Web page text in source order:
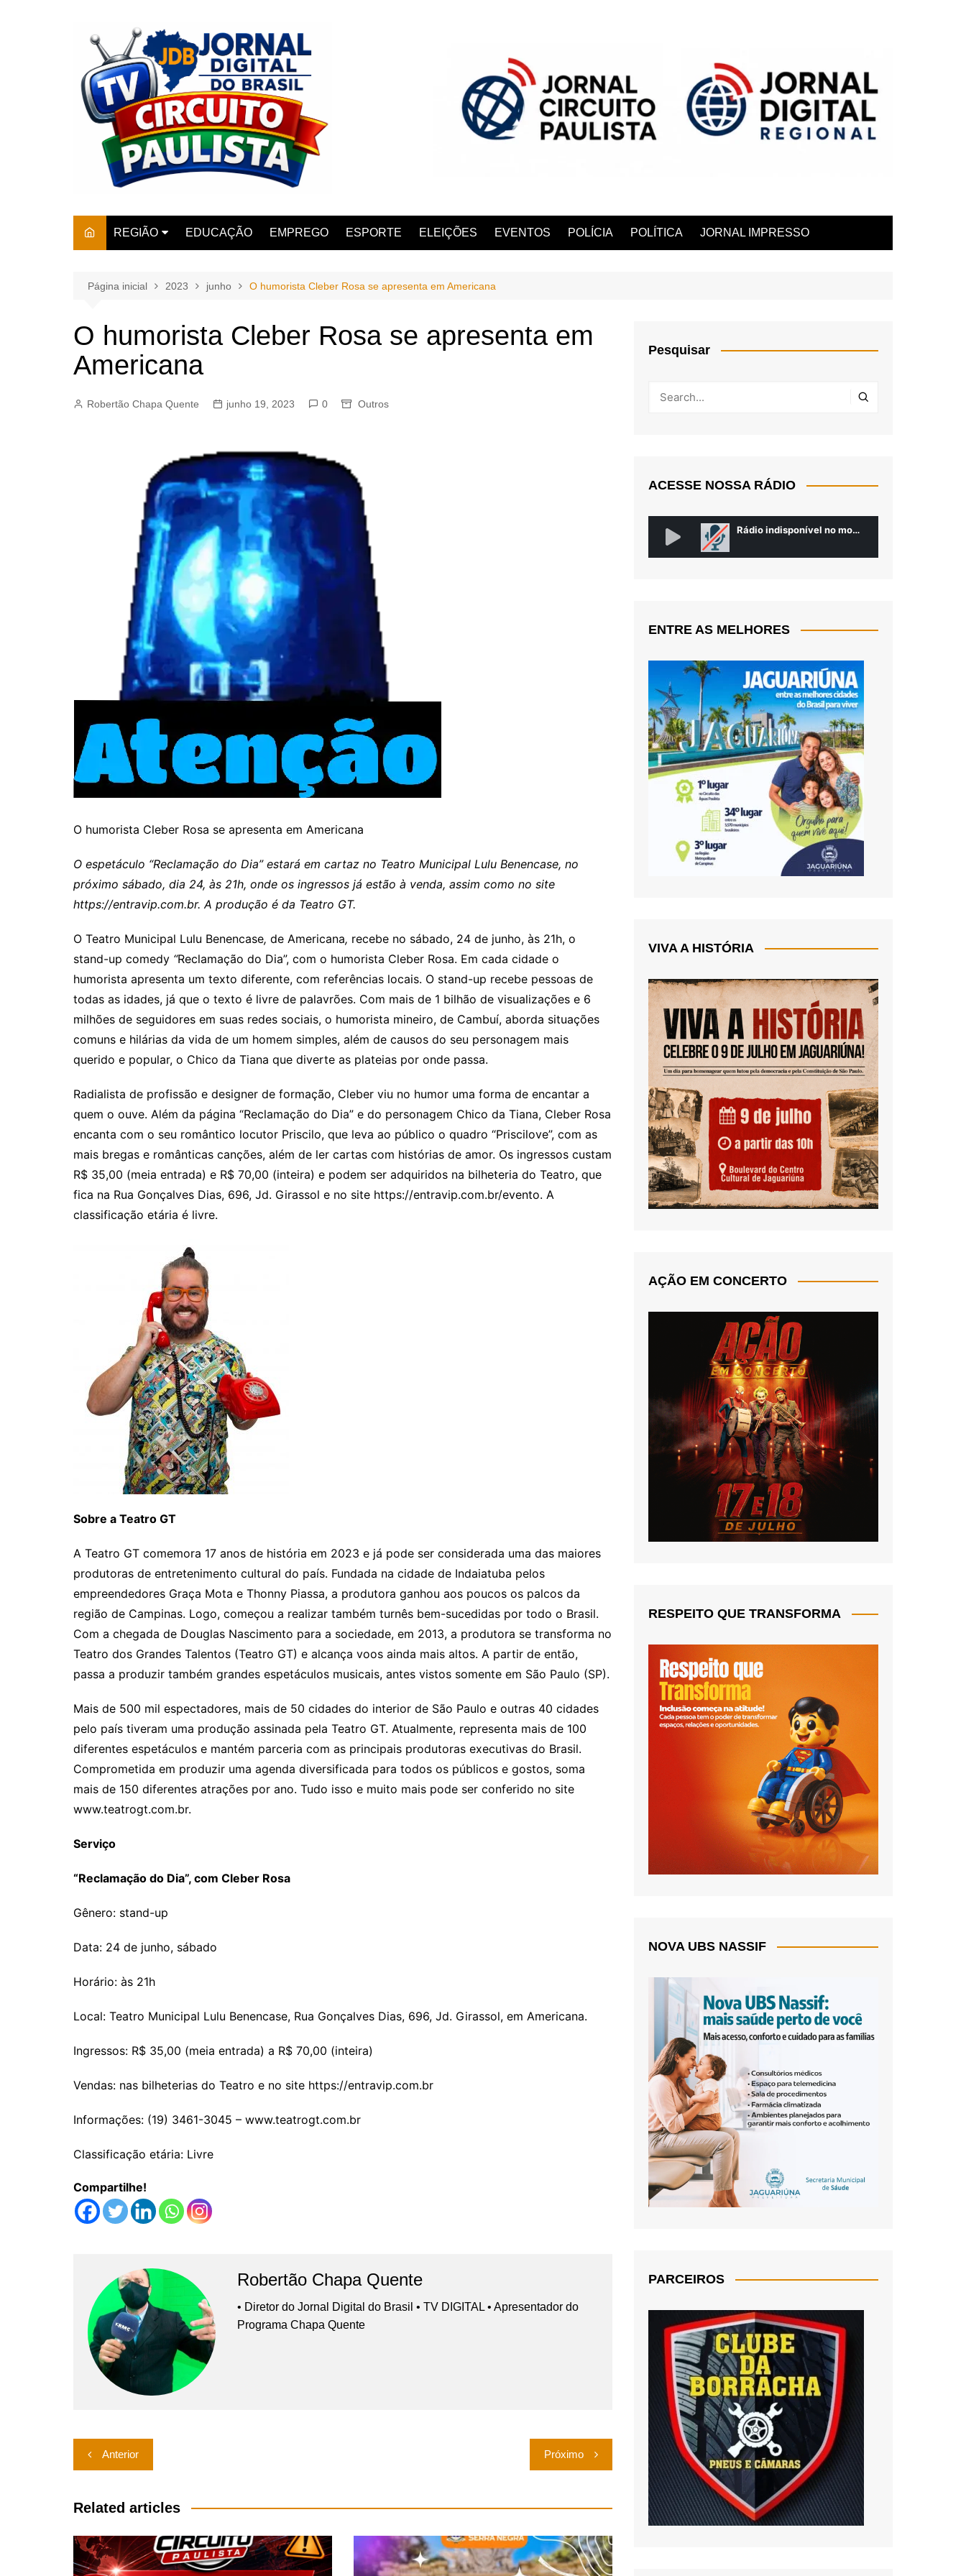
REGIÃO
AMPARO
BARRETOS
JAGUARIÚNA
LIMEIRA
MOGI GUAÇU
MOGI MIRIM
PAULÍNIA
PEDREIRA
RIBEIRÃO PRETO
EDUCAÇÃO EMPREGO ESPORTE ELEIÇÕES EVENTOS POLÍCIA POLÍTICA JORNAL IMPRESSO
Página inicial 2023 junho O humorista Cleber Rosa se apresenta em Americana
O humorista Cleber Rosa se apresenta em
Americana
Robertão Chapa Quente junho 19, 2023 0 Outros
O humorista Cleber Rosa se apresenta em Americana
O espetáculo “Reclamação do Dia” estará em cartaz no Teatro Municipal Lulu Benencase, no
próximo sábado, dia 24, às 21h, onde os ingressos já estão à venda, assim como no site
https://entravip.com.br. A produção é da Teatro GT.
O Teatro Municipal Lulu Benencase, de Americana, recebe no sábado, 24 de junho, às 21h, o
stand-up comedy “Reclamação do Dia”, com o humorista Cleber Rosa. Em cada cidade o
humorista apresenta um texto diferente, com referências locais. O stand-up recebe pessoas de
todas as idades, já que o texto é livre de palavrões. Com mais de 1 bilhão de visualizações e 6
milhões de seguidores em suas redes sociais, o humorista mineiro, de Cambuí, aborda situações
comuns e hilárias da vida de um homem simples, além de causos do seu personagem mais
querido e popular, o Chico da Tiana que diverte as plateias por onde passa.
Radialista de profissão e designer de formação, Cleber viu no humor uma forma de encantar a
quem o ouve. Além da página “Reclamação do Dia” e do personagem Chico da Tiana, Cleber Rosa
encanta com o seu romântico locutor Priscilo, que leva ao público o quadro “Priscilove”, com as
mais bregas e românticas canções, além de ler cartas com histórias de amor. Os ingressos custam
R$ 35,00 (meia entrada) e R$ 70,00 (inteira) e podem ser adquiridos na bilheteria do Teatro, que
fica na Rua Gonçalves Dias, 696, Jd. Girassol e no site https://entravip.com.br/evento. A
classificação etária é livre.
Sobre a Teatro GT
A Teatro GT comemora 17 anos de história em 2023 e já pode ser considerada uma das maiores
produtoras de entretenimento cultural do país. Fundada na cidade de Indaiatuba pelos
empreendedores Graça Mota e Thonny Piassa, a produtora ganhou aos poucos os palcos da
região de Campinas. Logo, começou a realizar também turnês bem-sucedidas por todo o Brasil.
Com a chegada de Douglas Nascimento para a sociedade, em 2013, a produtora se transforma no
Teatro dos Grandes Talentos (Teatro GT) e alcança voos ainda mais altos. A partir de então,
passa a produzir também grandes espetáculos musicais, antes vistos somente em São Paulo (SP).
Mais de 500 mil espectadores, mais de 50 cidades do interior de São Paulo e outras 40 cidades
pelo país tiveram uma produção assinada pela Teatro GT. Atualmente, representa mais de 100
diferentes espetáculos e mantém parceria com as principais produtoras executivas do Brasil.
Comprometida em produzir uma agenda diversificada para todos os públicos e gostos, soma
mais de 150 diferentes atrações por ano. Tudo isso e muito mais pode ser conferido no site
www.teatrogt.com.br.
Serviço
“Reclamação do Dia”, com Cleber Rosa
Gênero: stand-up
Data: 24 de junho, sábado
Horário: às 21h
Local: Teatro Municipal Lulu Benencase, Rua Gonçalves Dias, 696, Jd. Girassol, em Americana.
Ingressos: R$ 35,00 (meia entrada) a R$ 70,00 (inteira)
Vendas: nas bilheterias do Teatro e no site https://entravip.com.br
Informações: (19) 3461-3045 – www.teatrogt.com.br
Classificação etária: Livre
Compartilhe!
Robertão Chapa Quente
• Diretor do Jornal Digital do Brasil • TV DIGITAL • Apresentador do
Programa Chapa Quente
Navegação
de
Post
Anterior Próximo
Related articles
Pesquisar
ACESSE NOSSA RÁDIO
ENTRE AS MELHORES
VIVA A HISTÓRIA
AÇÃO EM CONCERTO
RESPEITO QUE TRANSFORMA
NOVA UBS NASSIF
PARCEIROS